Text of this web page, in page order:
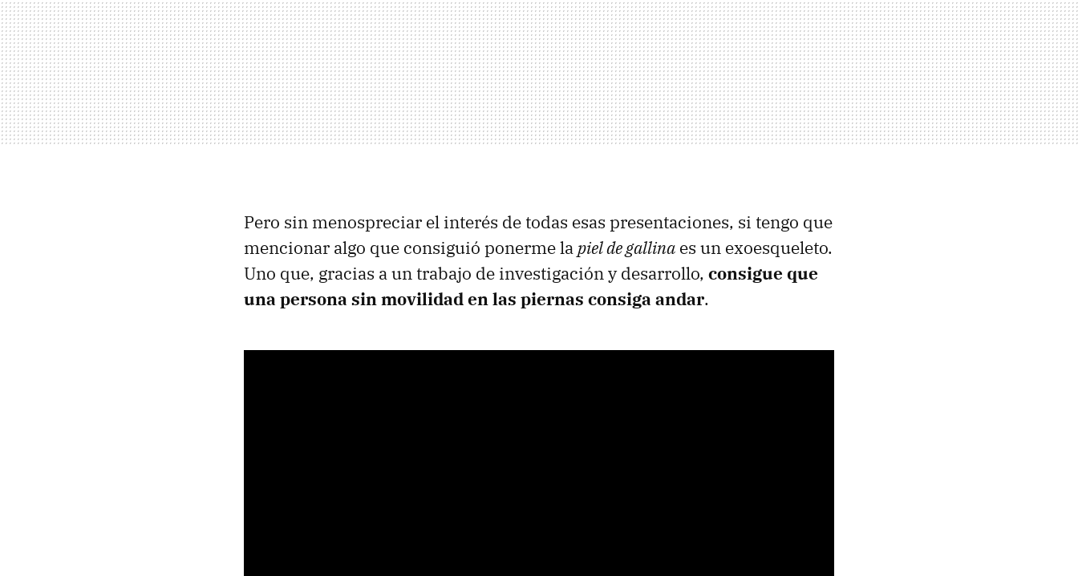
Pero sin menospreciar el interés de todas esas presentaciones, si tengo que
mencionar algo que consiguió ponerme lapiel de gallina es un exoesqueleto.
Uno que, gracias a un trabajo de investigación y desarrollo, consigue que
una persona sin movilidad en las piernas consiga andar.